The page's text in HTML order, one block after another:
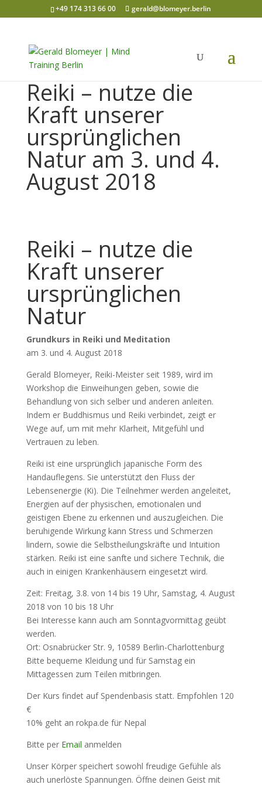
+49 174 313 66 00 gerald@blomeyer.berlin
Reiki – nutze die
Kraft unserer
ursprünglichen
Natur am 3. und 4.
August 2018
Reiki – nutze die
Kraft unserer
ursprünglichen
Natur
Grundkurs in Reiki und Meditation
am 3. und 4. August 2018
Gerald Blomeyer, Reiki-Meister seit 1989, wird im
Workshop die Einweihungen geben, sowie die
Behandlung von sich selber und anderen anleiten.
Indem er Buddhismus und Reiki verbindet, zeigt er
Wege auf, um mit mehr Klarheit, Mitgefühl und
Vertrauen zu leben.
Reiki ist eine ursprünglich japanische Form des
Handauflegens. Sie unterstützt den Fluss der
Lebensenergie (Ki). Die Teilnehmer werden angeleitet,
Energien auf der physischen, emotionalen und
geistigen Ebene zu erkennen und auszugleichen. Die
beruhigende Wirkung kann Stress und Schmerzen
lindern, sowie die Selbstheilungskräfte und Intuition
stärken. Reiki ist eine sanfte und sichere Technik, die
auch in einigen Krankenhäusern eingesetzt wird.
Zeit: Freitag, 3.8. von 14 bis 19 Uhr, Samstag, 4. August
2018 von 10 bis 18 Uhr
Bei Interesse kann auch am Sonntagvormittag geübt
werden.
Ort: Osnabrücker Str. 9, 10589 Berlin-Charlottenburg
Bitte bequeme Kleidung und für Samstag ein
Mittagessen zum Teilen mitbringen.
Der Kurs findet auf Spendenbasis statt. Empfohlen 120
€
10% geht an rokpa.de für Nepal
Bitte per Email anmelden
Unser Körper speichert sowohl freudige Gefühle als
auch unerlöste Spannungen. Öffne deinen Geist mit